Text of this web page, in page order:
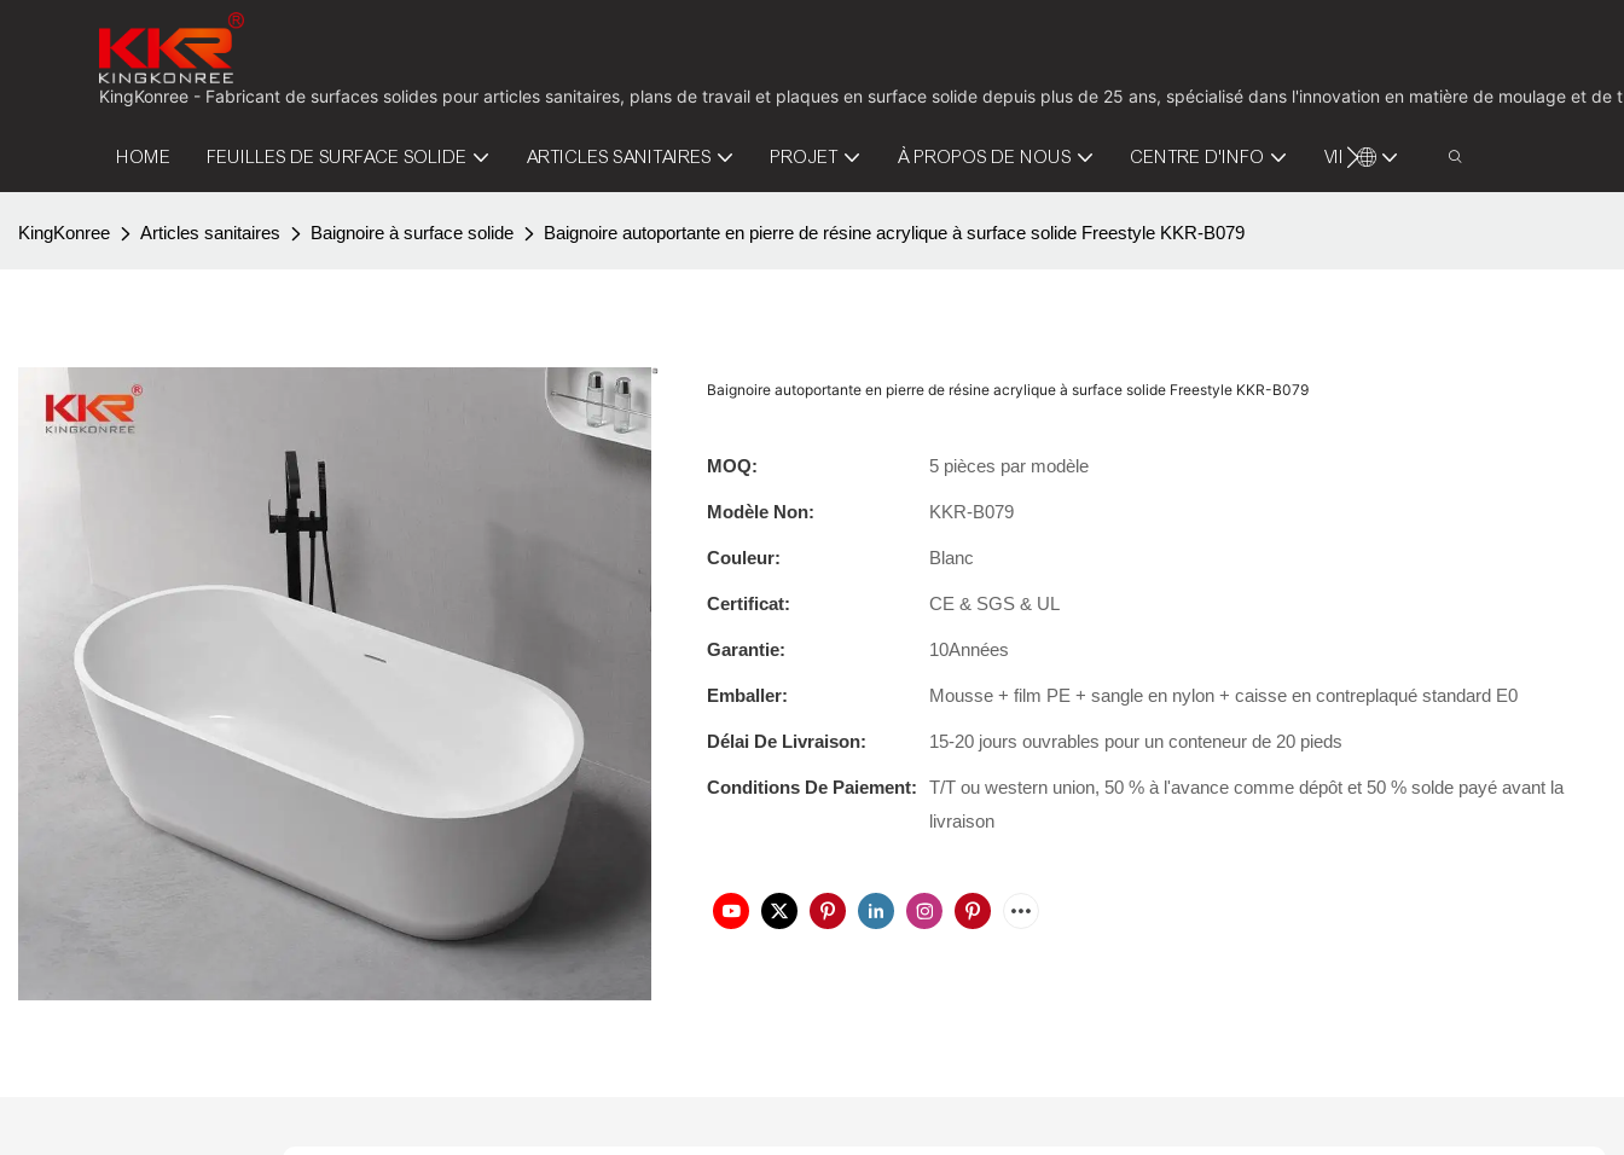
KingKonree - Fabricant de surfaces solides pour articles sanitaires, plans de travail et plaques en surface solide depuis plus de 25 ans, spécialisé dans l'innovation en matière de moulage et de
HOME FEUILLES DE SURFACE SOLIDE ARTICLES SANITAIRES PROJET À PROPOS DE NOUS CENTRE D'INFO VIDÉO CONTACTEZ-NOUS
KingKonree Articles sanitaires Baignoire à surface solide Baignoire autoportante en pierre de résine acrylique à surface solide Freestyle KKR-B079
Baignoire autoportante en pierre de résine acrylique à surface solide Freestyle KKR-B079
MOQ: 5 pièces par modèle
Modèle Non: KKR-B079
Couleur: Blanc
Certificat: CE & SGS & UL
Garantie: 10Années
Emballer: Mousse + film PE + sangle en nylon + caisse en contreplaqué standard E0
Délai De Livraison: 15-20 jours ouvrables pour un conteneur de 20 pieds
Conditions De Paiement:
T/T ou western union, 50 % à l'avance comme dépôt et 50 % solde payé avant la
livraison